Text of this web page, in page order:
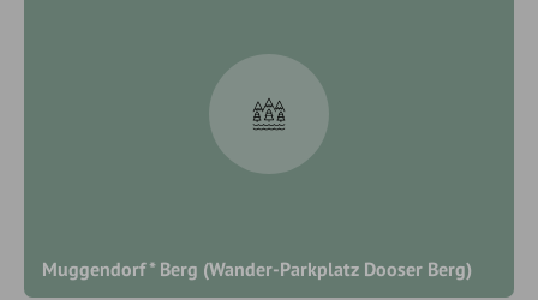
Muggendorf * Berg (Wander-Parkplatz Dooser Berg)